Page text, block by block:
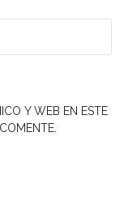
Y WEB EN ESTE